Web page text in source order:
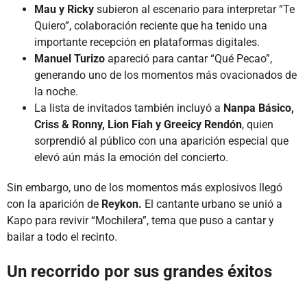
Mau y Ricky subieron al escenario para interpretar “Te
Quiero”, colaboración reciente que ha tenido una
importante recepción en plataformas digitales.
Manuel Turizo apareció para cantar “Qué Pecao”,
generando uno de los momentos más ovacionados de
la noche.
La lista de invitados también incluyó a Nanpa Básico,
Criss & Ronny, Lion Fiah y Greeicy Rendón, quien
sorprendió al público con una aparición especial que
elevó aún más la emoción del concierto.
Sin embargo, uno de los momentos más explosivos llegó
con la aparición de Reykon. El cantante urbano se unió a
Kapo para revivir “Mochilera”, tema que puso a cantar y
bailar a todo el recinto.
Un recorrido por sus grandes éxitos